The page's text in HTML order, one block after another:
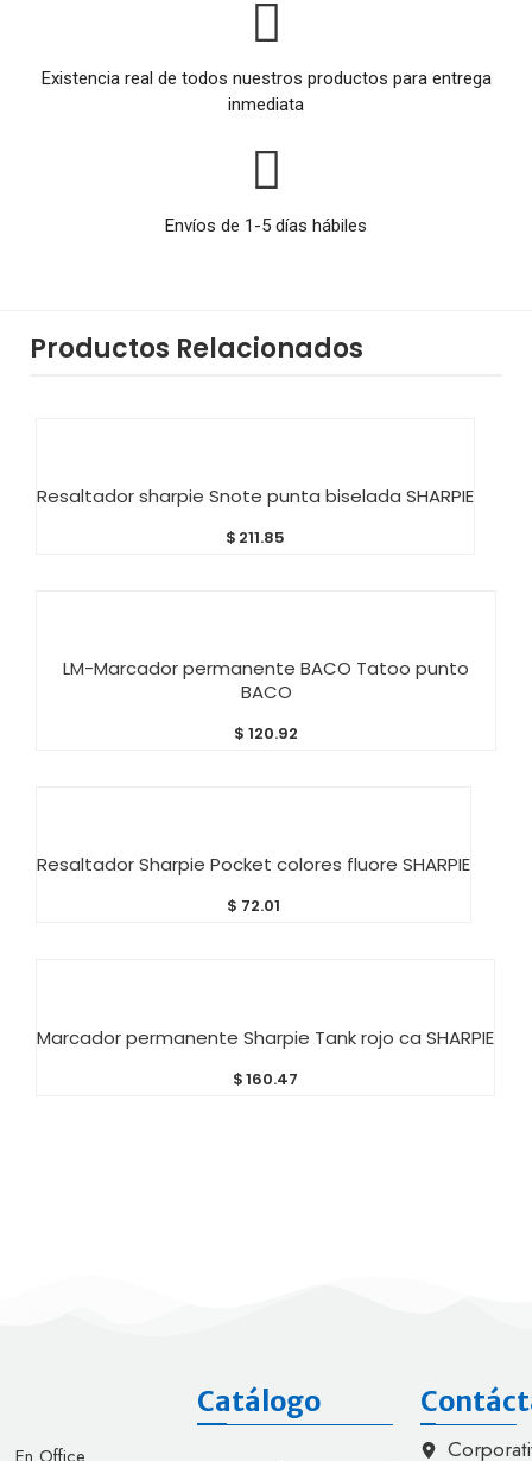
Existencia real de todos nuestros productos para entrega
inmediata
Envíos de 1-5 días hábiles
Productos Relacionados
Resaltador sharpie Snote punta biselada SHARPIE
$ 211.85
LM-Marcador permanente BACO Tatoo punto
BACO
$ 120.92
Resaltador Sharpie Pocket colores fluore SHARPIE
$ 72.01
Marcador permanente Sharpie Tank rojo ca SHARPIE
$160.47
Catálogo